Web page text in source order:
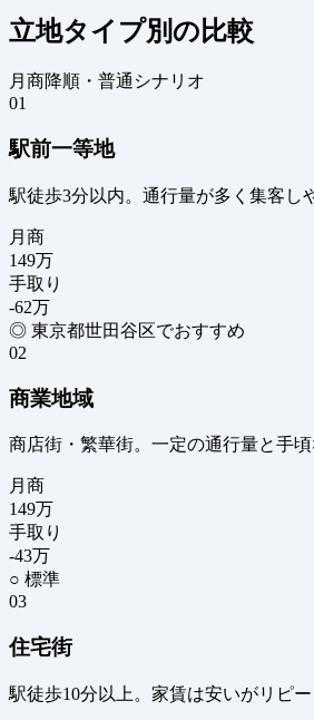
立地タイプ別の比較
月商降順・普通シナリオ
01
駅前一等地
駅徒歩3分以内。通行量が多く集客し
月商
149万
手取り
-62万
◎ 東京都世田谷区でおすすめ
02
商業地域
商店街・繁華街。一定の通行量と手
月商
149万
手取り
-43万
○ 標準
03
住宅街
駅徒歩10分以上。家賃は安いがリピ